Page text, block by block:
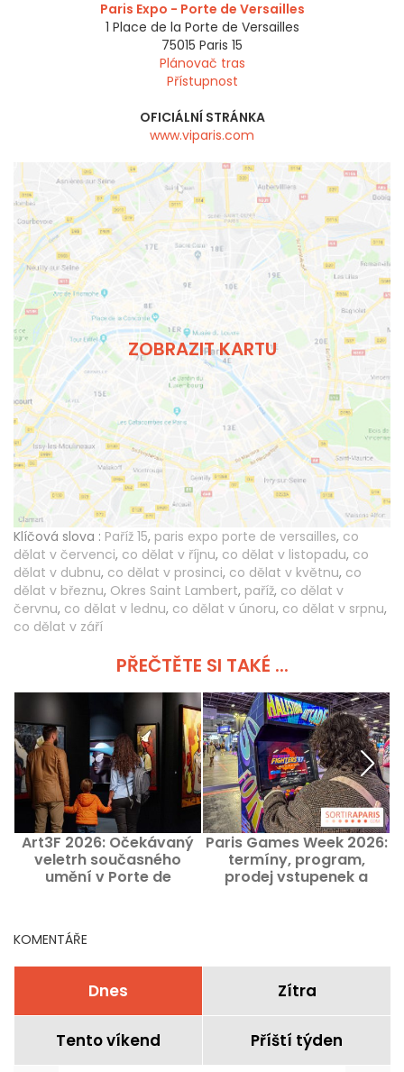
Paris Expo - Porte de Versailles
1 Place de la Porte de Versailles
75015 Paris 15
Plánovač tras
Přístupnost
OFICIÁLNÍ STRÁNKA
www.viparis.com
ZOBRAZIT KARTU
Klíčová slova : Paříž 15, paris expo porte de versailles, co
dělat v červenci, co dělat v říjnu, co dělat v listopadu, co
dělat v dubnu, co dělat v prosinci, co dělat v květnu, co
dělat v březnu, Okres Saint Lambert, paříž, co dělat v
červnu, co dělat v lednu, co dělat v únoru, co dělat v srpnu,
co dělat v září
PŘEČTĚTE SI TAKÉ ...
Art3F 2026: Očekávaný
veletrh současného
umění v Porte de
Paris Games Week 2026:
termíny, program,
prodej vstupenek a
KOMENTÁŘE
Dnes Zítra
Tento víkend Příští týden